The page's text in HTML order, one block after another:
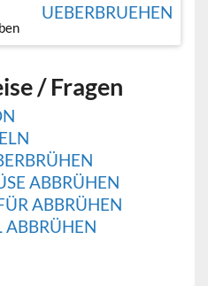
UEBERBRUEHEN
/ Fragen
ABBRÜHEN
ABBRÜHEN
ABBRÜHEN